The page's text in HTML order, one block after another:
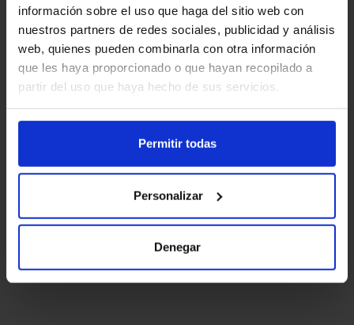
información sobre el uso que haga del sitio web con
nuestros partners de redes sociales, publicidad y análisis
web, quienes pueden combinarla con otra información
que les haya proporcionado o que hayan recopilado a
partir del uso que haya hecho de sus servicios.
Permitir todas
Personalizar
Denegar